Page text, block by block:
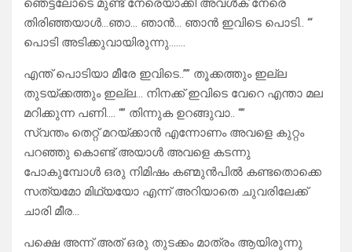
ഞെട്ടലോടെ മുണ്ട് നേരെയാക്കി അവൾക് നേരെ
തിരിഞ്ഞയാൾ…ഞാ… ഞാൻ… ഞാൻ ഇവിടെ പൊടി.. “‘
പൊടി അടിക്കുവായിരുന്നു…….
എന്ത്‌ പൊടിയാ മീരേ ഇവിടെ..”” തൂക്കത്തും ഇല്ല
തുടയ്ക്കത്തും ഇല്ല… നിനക്ക് ഇവിടെ വേറെ എന്താ മല
മറിക്കുന്ന പണി…. “” തിന്നുക ഉറങ്ങുവാ.. “”
സ്വന്തം തെറ്റ് മറയ്ക്കാൻ എന്നോണം അവളെ കുറ്റം
പറഞ്ഞു കൊണ്ട് അയാൾ അവളെ കടന്നു
പോകുമ്പോൾ ഒരു നിമിഷം കണ്മുൻപിൽ കണ്ടതൊക്കെ
സത്യമോ മിഥ്യയോ എന്ന് അറിയാതെ ചുവരിലേക്ക്‌
ചാരി മീര…
പക്ഷെ അന്ന് അത് ഒരു തുടക്കം മാത്രം ആയിരുന്നു